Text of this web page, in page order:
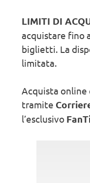
LIMITI DI
acquistare fino
biglietti. La
limitata.
Acquista online
tramite
l’esclusivo